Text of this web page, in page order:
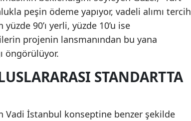
peşin ödeme yapıyor, vadeli alımı tercih
90’ı yerli, yüzde 10’u ise
projenin lansmanından bu yana
öngörülüyor.
STANDARTTA
Vadi İstanbul konseptine benzer şekilde